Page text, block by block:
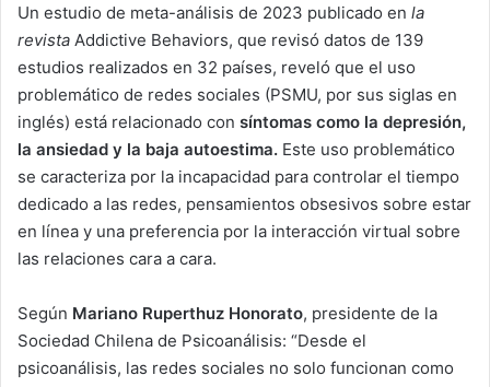
Un estudio de meta-análisis de 2023 publicado en la
revista Addictive Behaviors, que revisó datos de 139
estudios realizados en 32 países, reveló que el uso
problemático de redes sociales (PSMU, por sus siglas en
inglés) está relacionado con síntomas como la depresión,
la ansiedad y la baja autoestima. Este uso problemático
se caracteriza por la incapacidad para controlar el tiempo
dedicado a las redes, pensamientos obsesivos sobre estar
en línea y una preferencia por la interacción virtual sobre
las relaciones cara a cara.
Según Mariano Ruperthuz Honorato, presidente de la
Sociedad Chilena de Psicoanálisis: “Desde el
psicoanálisis, las redes sociales no solo funcionan como